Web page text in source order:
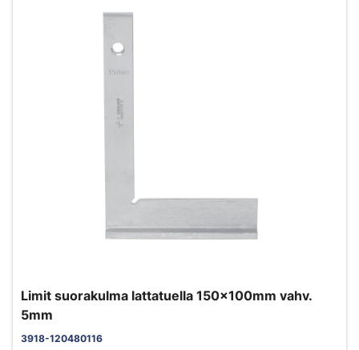
Limit suorakulma lattatuella 150x100mm vahv.
5mm
3918-120480116